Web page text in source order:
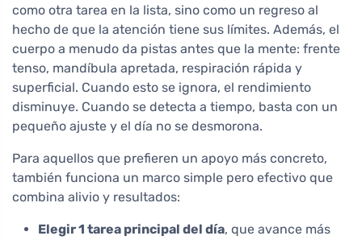
como otra tarea en la lista, sino como un regreso al
hecho de que la atención tiene sus límites. Además, el
cuerpo a menudo da pistas antes que la mente: frente
tenso, mandíbula apretada, respiración rápida y
superficial. Cuando esto se ignora, el rendimiento
disminuye. Cuando se detecta a tiempo, basta con un
pequeño ajuste y el día no se desmorona.
Para aquellos que prefieren un apoyo más concreto,
también funciona un marco simple pero efectivo que
combina alivio y resultados:
Elegir 1 tarea principal del día, que avance más